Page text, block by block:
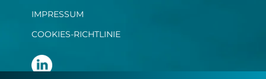
IMPRESSUM
COOKIES-RICHTLINIE